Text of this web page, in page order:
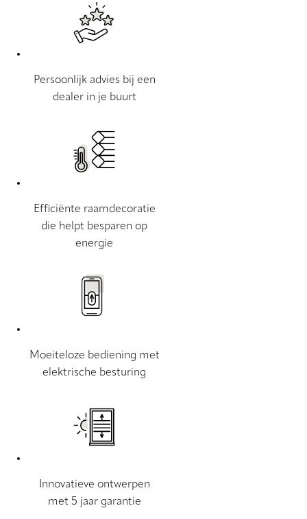
Persoonlijk advies bij een
dealer in je buurt
Efficiënte raamdecoratie
die helpt besparen op
energie
Moeiteloze bediening met
elektrische besturing
Innovatieve ontwerpen
met 5 jaar garantie